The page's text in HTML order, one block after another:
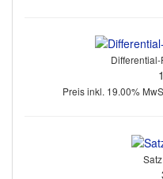
Preis inkl. 19.00%